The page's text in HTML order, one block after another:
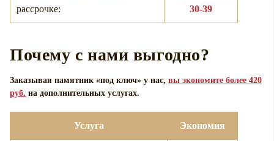
рассрочке:
30-39
Почему с нами выгодно?
Заказывая памятник «под ключ» у нас, вы экономите более 420
руб. на дополнительных услугах.
Услуга Экономия